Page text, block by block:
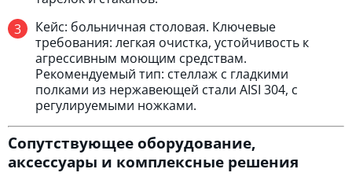
Кейс: больничная столовая. Ключевые
требования: легкая очистка, устойчивость к
агрессивным моющим средствам.
Рекомендуемый тип: стеллаж с гладкими
полками из нержавеющей стали AISI 304, с
регулируемыми ножками.
Сопутствующее оборудование,
аксессуары и комплексные решения